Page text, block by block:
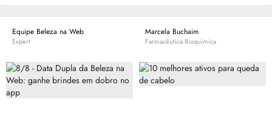
Equipe Beleza na Web
Expert
Marcela Buchaim
Farmacêutica Bioquímica